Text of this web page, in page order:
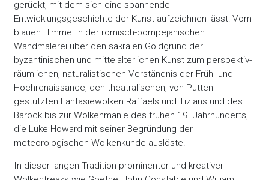
gerückt, mit dem sich eine spannende
Entwicklungsgeschichte der Kunst aufzeichnen lässt: Vom
blauen Himmel in der römisch-pompejanischen
Wandmalerei über den sakralen Goldgrund der
byzantinischen und mittelalterlichen Kunst zum perspektiv-
räumlichen, naturalistischen Verständnis der Früh- und
Hochrenaissance, den theatralischen, von Putten
gestützten Fantasiewolken Raffaels und Tizians und des
Barock bis zur Wolkenmanie des frühen 19. Jahrhunderts,
die Luke Howard mit seiner Begründung der
meteorologischen Wolkenkunde auslöste.
In dieser langen Tradition prominenter und kreativer